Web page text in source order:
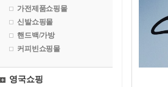
가전제품쇼핑몰
신발쇼핑몰
핸드백/가방
커피빈쇼핑몰
영국쇼핑